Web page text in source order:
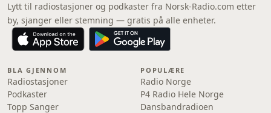
Lytt til radiostasjoner og podkaster fra Norsk-Radio.com etter
by, sjanger eller stemning — gratis på alle enheter.
BLA GJENNOM
Radiostasjoner
Podkaster
Topp Sanger
POPULÆRE
Radio Norge
P4 Radio Hele Norge
Dansbandradioen